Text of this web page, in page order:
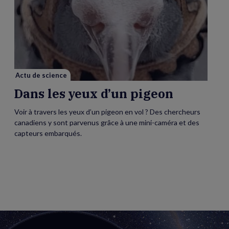
Actu de science
Dans les yeux d’un pigeon
Voir à travers les yeux d’un pigeon en vol ? Des chercheurs
canadiens y sont parvenus grâce à une mini-caméra et des
capteurs embarqués.